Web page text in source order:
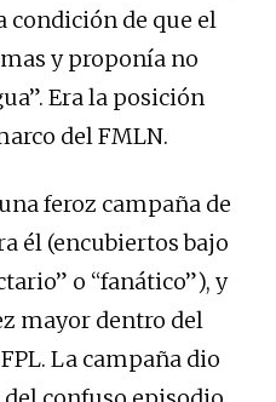
condición de que el
y proponía no
Era la posición
del FMLN.
feroz campaña de
él (encubiertos bajo
o “fanático”), y
mayor dentro del
La campaña dio